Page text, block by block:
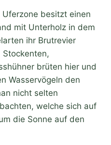
besitzt einen
mit Unterholz in dem
ihr Brutrevier
Stockenten,
brüten hier und
Wasservögeln den
nicht selten
welche sich auf
die Sonne auf den